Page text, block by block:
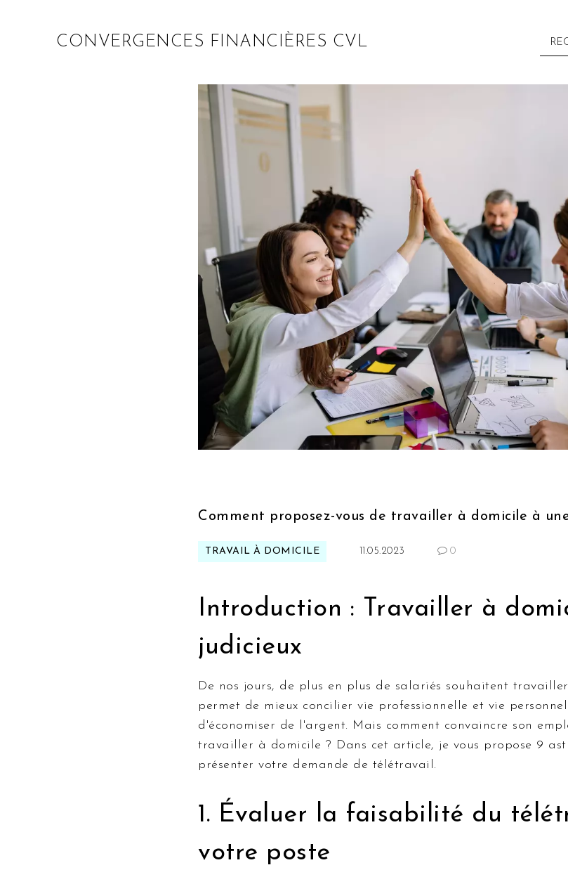
CONVERGENCES FINANCIÈRES CVL
Comment proposez-vous de travailler à domicile à
TRAVAIL À DOMICILE 11.05.2023 0
Introduction : Travailler à
judicieux
De nos jours, de plus en plus de salariés souhaitent
permet de mieux concilier vie professionnelle et vie
d'économiser de l'argent. Mais comment convaincre son
travailler à domicile ? Dans cet article, je vous propose 9
présenter votre demande de télétravail.
1. Évaluer la faisabilité du
votre poste